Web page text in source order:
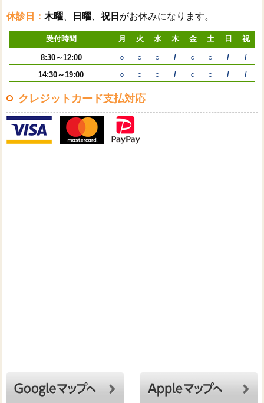
休診日：木曜 日曜 、祝日 がお休みになります。
受付時間 月 火 水 木 金 土 日 祝
8:30～12:00 ○ ○ ○ / ○ ○ /
/
14:30～19:00
○ ○ ○ / ○ ○ / /
クレジットカード支払対応